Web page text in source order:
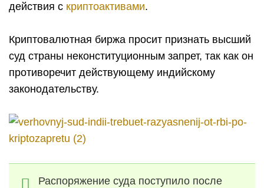
действия с криптоактивами.
Криптовалютная биржа просит признать высший
суд страны неконституционным запрет, так как он
противоречит действующему индийскому
законодательству.
Распоряжение суда поступило после